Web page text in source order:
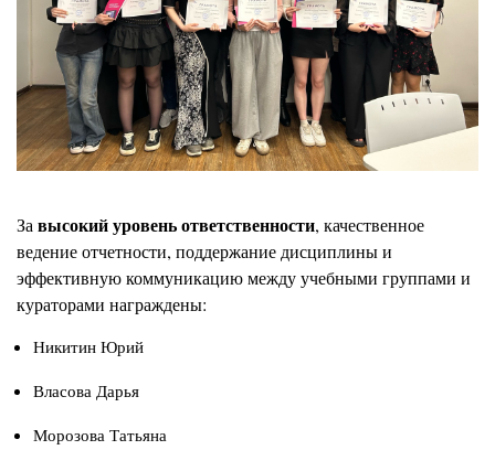
Завысокий уровень ответственности, качественное
ведение отчетности, поддержание дисциплины и
эффективную коммуникацию между учебными группами и
кураторами награждены:
Никитин Юрий
Власова Дарья
Морозова Татьяна